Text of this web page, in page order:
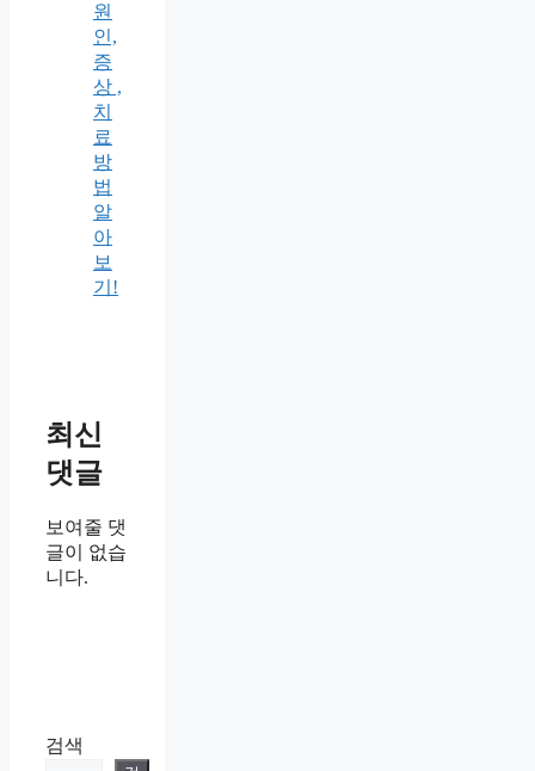
원
인,
증
상 ,
치
료
방
법
알
아
보
기!
최신
댓글
보여줄 댓
글이 없습
니다.
검색